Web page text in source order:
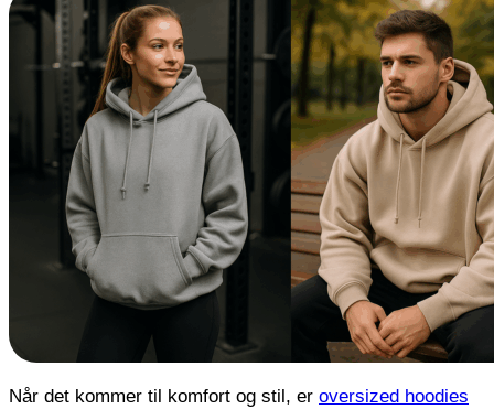
Når det kommer til komfort og stil, er oversized hoodies